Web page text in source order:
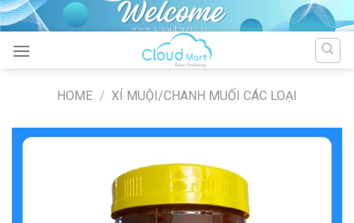
Skip
to
content
HOME / XÍ MUỘI/CHANH MUỐI CÁC LOẠI